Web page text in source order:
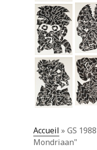
Accueil »GS
Mondriaan"